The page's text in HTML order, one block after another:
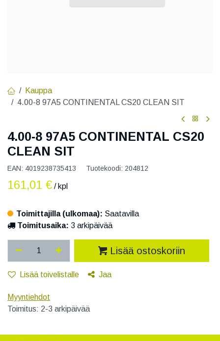
Kauppa
4.00-8 97A5 CONTINENTAL CS20 CLEAN SIT
4.00-8 97A5 CONTINENTAL CS20
CLEAN SIT
EAN: 4019238735413 Tuotekoodi: 204812
161,01 € / kpl
Toimittajilla (ulkomaa): Saatavilla
Toimitusaika: 3 arkipäivää
Lisää ostoskoriin
Lisää toivelistalle Jaa
Myyntiehdot
Toimitus: 2-3 arkipäivää